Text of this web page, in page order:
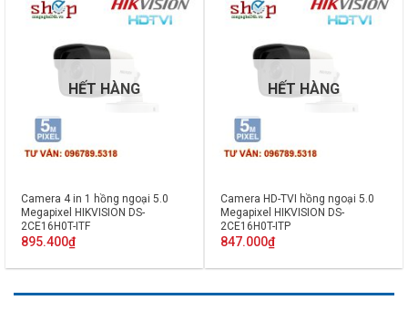
HẾT HÀNG
Camera 4 in 1 hồng ngoại 5.0
Megapixel HIKVISION DS-
2CE16H0T-ITF
895.400₫
HẾT HÀNG
Camera HD-TVI hồng ngoại 5.0
Megapixel HIKVISION DS-
2CE16H0T-ITP
847.000₫